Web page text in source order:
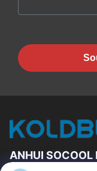
ANHUI SOCOOL